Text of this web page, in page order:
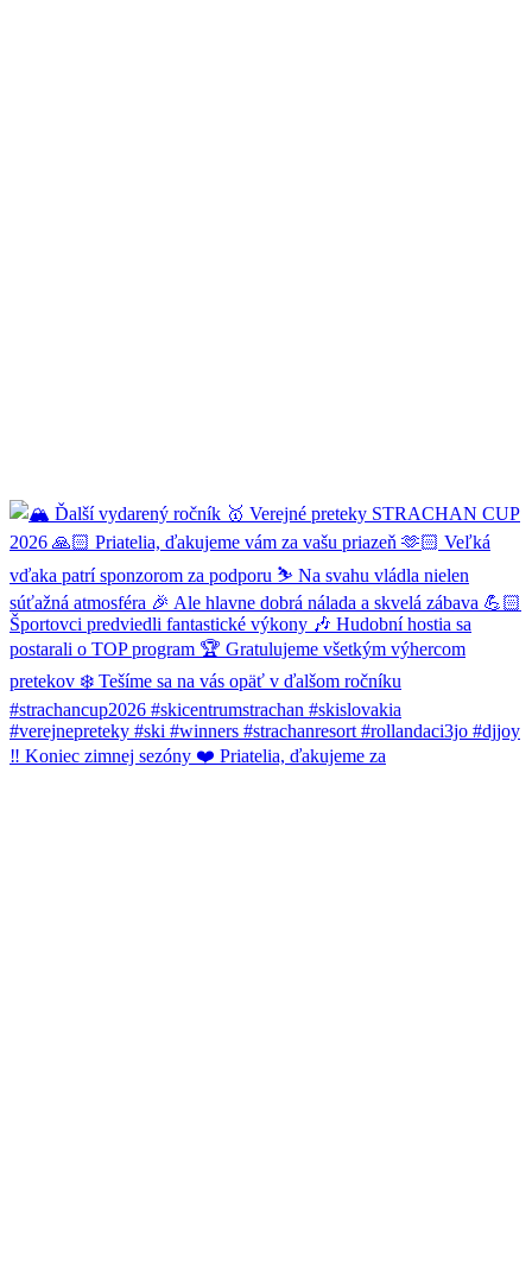
‼️ Koniec zimnej sezóny ❤️ Priatelia, ďakujeme za